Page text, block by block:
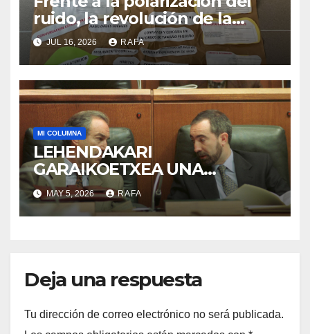
ruido, la revolución de la
acogida
JUL 16, 2026 RAFA
MI COLUMNA
LEHENDAKARI
GARAIKOETXEA UNA
PERSONA QUE DIGNIFICA EL
EJERCICIO DE LA POLÍTICA
MAY 5, 2026 RAFA
Deja una respuesta
Tu dirección de correo electrónico no será publicada.